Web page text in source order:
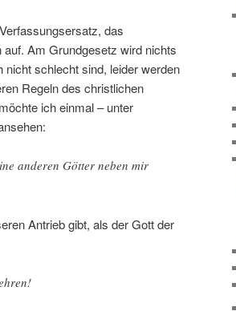
das
Am Grundgesetz wird nichts
nicht schlecht sind, leider werden
Regeln des christlichen
ich einmal – unter
anderen Götter neben mir
Antrieb gibt, als der Gott der